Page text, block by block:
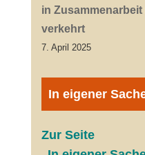
in
verkehrt
7. April 2025
In eigener
Zur Seite